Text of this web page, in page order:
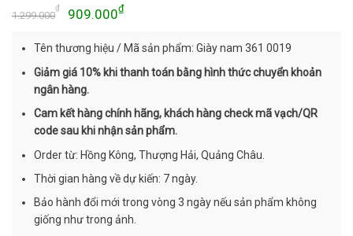
1.299.000
₫
Giá
là:
1.299.000₫.
909.000₫Giá
tại
là:
Tên thương hiệu / Mã sản phẩm: Giày nam 361 0019
Giảm giá 10% khi thanh toán bằng hình thức chuyển khoản
ngân hàng.
Cam kết hàng chính hãng, khách hàng check mã vạch/QR
code sau khi nhận sản phẩm.
Order từ: Hồng Kông, Thượng Hải, Quảng Châu.
Thời gian hàng về dự kiến: 7 ngày.
Bảo hành đổi mới trong vòng 3 ngày nếu sản phẩm không
giống như trong ảnh.